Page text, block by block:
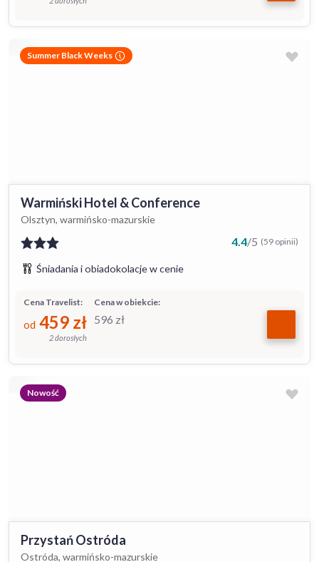
Summer Black Weeks
Warmiński Hotel & Conference
Olsztyn, warmińsko-mazurskie
4.4/5 (59 opinii)
Śniadania i obiadokolacje w cenie
Cena w obiekcie:
596 zł
Cena Travelist:
od 459 zł
2 dorosłych
Nowość
Przystań Ostróda
Ostróda, warmińsko-mazurskie